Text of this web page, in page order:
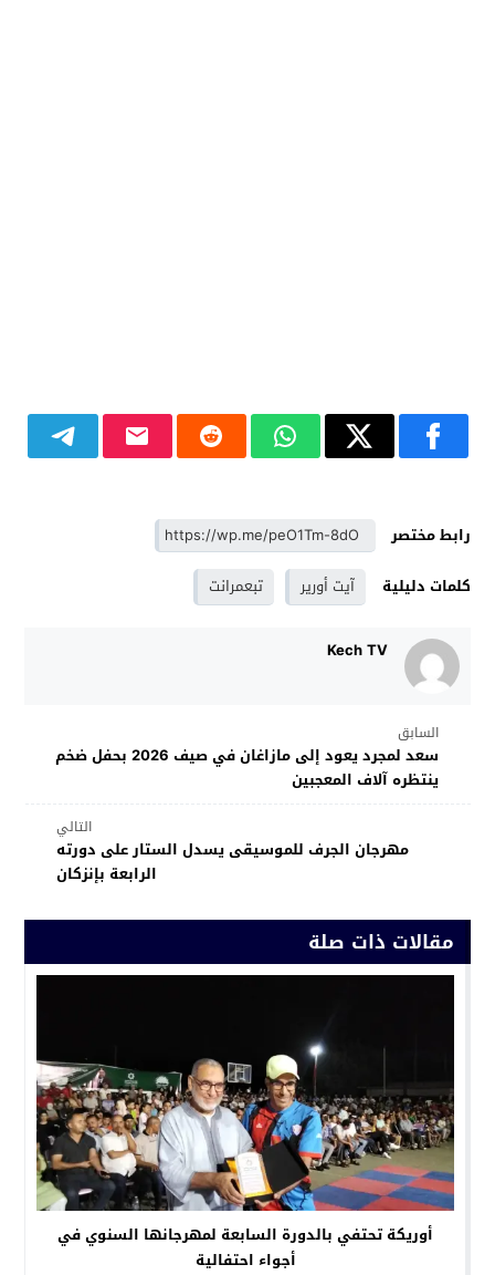
رابط مختصر
كلمات دليلية
آيت أورير تبعمرانت
Kech TV
السابق
سعد لمجرد يعود إلى مازاغان في صيف 2026 بحفل ضخم
ينتظره آلاف المعجبين
التالي
مهرجان الجرف للموسيقى يسدل الستار على دورته
الرابعة بإنزكان
مقالات ذات صلة
أوريكة تحتفي بالدورة السابعة لمهرجانها السنوي في
أجواء احتفالية